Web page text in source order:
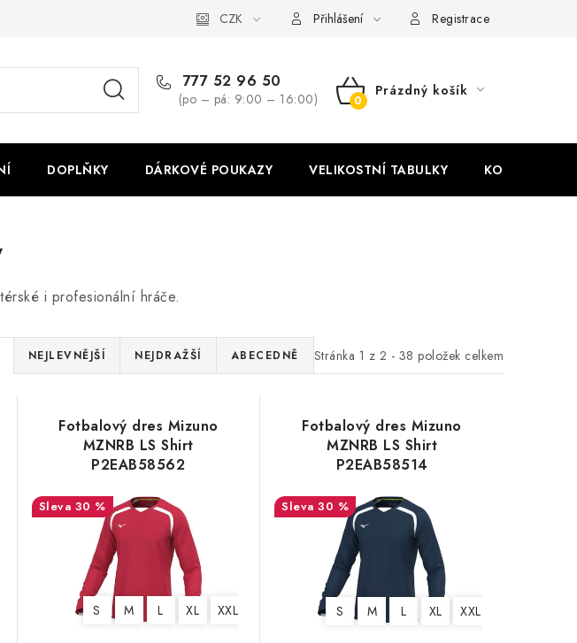
Velikostní tabulky Ochrana osobních údajů Zásady používání
CZK Přihlášení Registrace
777 52 96 50
(po – pá: 9:00 – 16:00)
NÁKUPNÍ
Prázdný košík
DOPLŇKY DÁRKOVÉ POUKAZY VELIKOSTNÍ TABULKY KONTAKT
i profesionální hráče.
Stránka 1 z 2 - 38 položek celkem
NEJLEVNĚJŠÍ NEJDRAŽŠÍ ABECEDNĚ
Fotbalový dres Mizuno
MZNRB LS Shirt
P2EAB58562
30 %
S M L XL XXL
Fotbalový dres Mizuno
MZNRB LS Shirt
P2EAB58514
30 %
S M L XL XXL